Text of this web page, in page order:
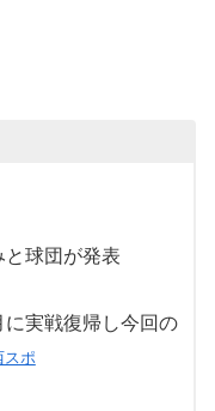
球団が発表
実戦復帰し今回の
スポ